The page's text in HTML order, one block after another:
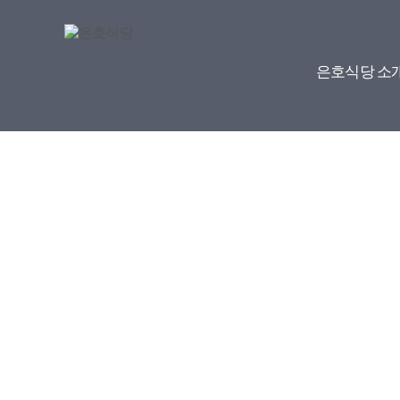
은호식당 소